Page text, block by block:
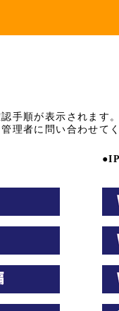
手順が表示されます。
理者に問い合わせてく